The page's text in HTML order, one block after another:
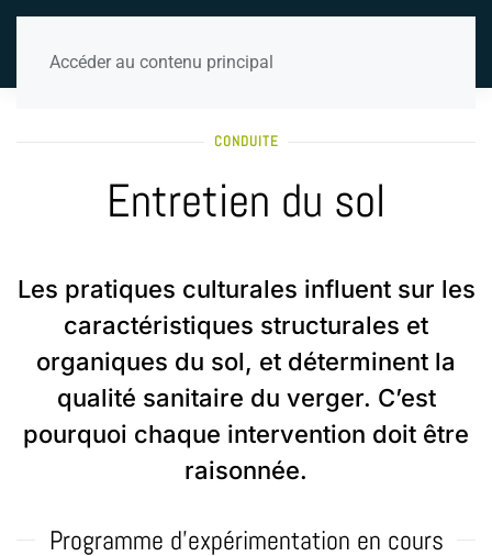
Accéder au contenu principal
CONDUITE
Entretien du sol
Les pratiques culturales influent sur les
caractéristiques structurales et
organiques du sol, et déterminent la
qualité sanitaire du verger. C’est
pourquoi chaque intervention doit être
raisonnée.
Programme d'expérimentation en cours